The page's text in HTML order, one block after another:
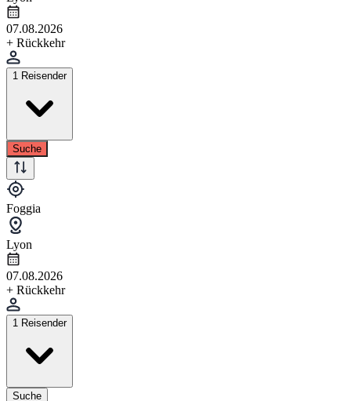
07.08.2026
+ Rückkehr
1 Reisender
Suche
Foggia
Lyon
07.08.2026
+ Rückkehr
1 Reisender
Suche